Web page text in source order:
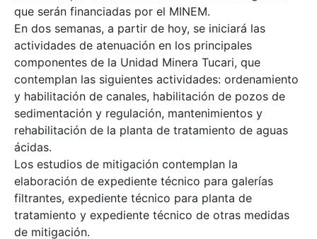
que serán financiadas por el MINEM.
En dos semanas, a partir de hoy, se iniciará las
actividades de atenuación en los principales
componentes de la Unidad Minera Tucari, que
contemplan las siguientes actividades: ordenamiento
y habilitación de canales, habilitación de pozos de
sedimentación y regulación, mantenimientos y
rehabilitación de la planta de tratamiento de aguas
ácidas.
Los estudios de mitigación contemplan la
elaboración de expediente técnico para galerías
filtrantes, expediente técnico para planta de
tratamiento y expediente técnico de otras medidas
de mitigación.